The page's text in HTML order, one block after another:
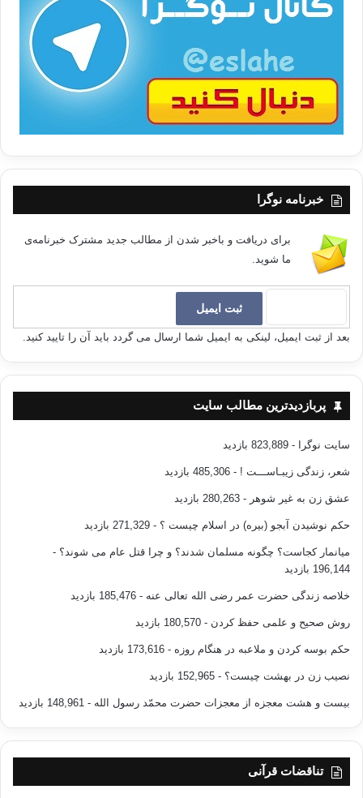
خبرنامه نوگرا
برای دریافت و باخبر شدن از مطالب جدید مشترک خبرنامه‌ی
ما شوید.
بعد از ثبت ایمیل، لینکی به ایمیل شما ارسال می گردد باید آن را تایید کنید.
پربازدیدترین مطالب سایت
سایت نوگرا - 823,889 بازدید
شعر، زندگی زیبـاســـت ! - 485,306 بازدید
عشق زن به غیر شوهر - 280,263 بازدید
حکم نوشیدن آبجو (بیره) در اسلام چیست ؟ - 271,329 بازدید
میانمار کجاست؟ چگونه مسلمان شدند؟ و چرا قتل عام می شوند؟ -
196,144 بازدید
خلاصه زندگی حضرت عمر رضی الله تعالی عنه - 185,476 بازدید
روش صحیح و علمی حفظ کردن - 180,570 بازدید
حکم بوسه کردن و ملاعبه در هنگام روزه - 173,616 بازدید
نصیب زن در بهشت چیست؟ - 152,965 بازدید
بیست و هشت معجزه از معجزات حضرت محمّد رسول الله - 148,961 بازدید
تناقضات قرآنی